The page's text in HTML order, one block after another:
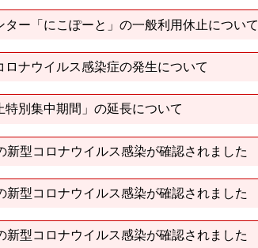
ター「にこぽーと」の一般利用休止について
ロナウイルス感染症の発生について
特別集中期間」の延長について
新型コロナウイルス感染が確認されました
新型コロナウイルス感染が確認されました
新型コロナウイルス感染が確認されました